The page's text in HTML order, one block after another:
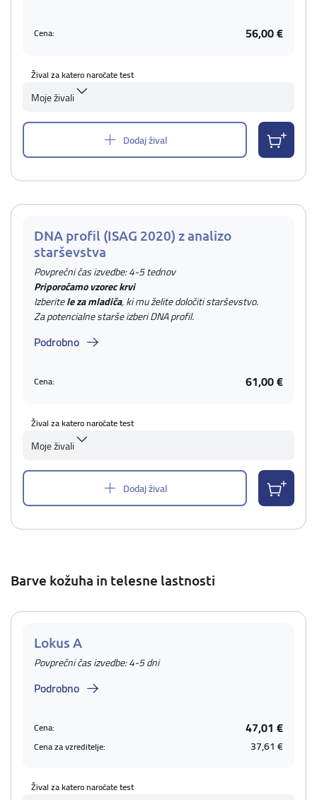
Cena: 56,00 €
Žival za katero naročate test
Moje živali
Dodaj žival
DNA profil (ISAG 2020) z analizo
starševstva
Povprečni čas izvedbe: 4-5 tednov
Priporočamo vzorec krvi
Izberitele za mladiča, ki mu želite določiti starševstvo.
Za potencialne starše izberi DNA profil.
Podrobno
Cena: 61,00 €
Žival za katero naročate test
Moje živali
Dodaj žival
Barve kožuha in telesne lastnosti
Lokus A
Povprečni čas izvedbe: 4-5 dni
Podrobno
Cena: 47,01 €
Cena za vzreditelje: 37,61 €
Žival za katero naročate test